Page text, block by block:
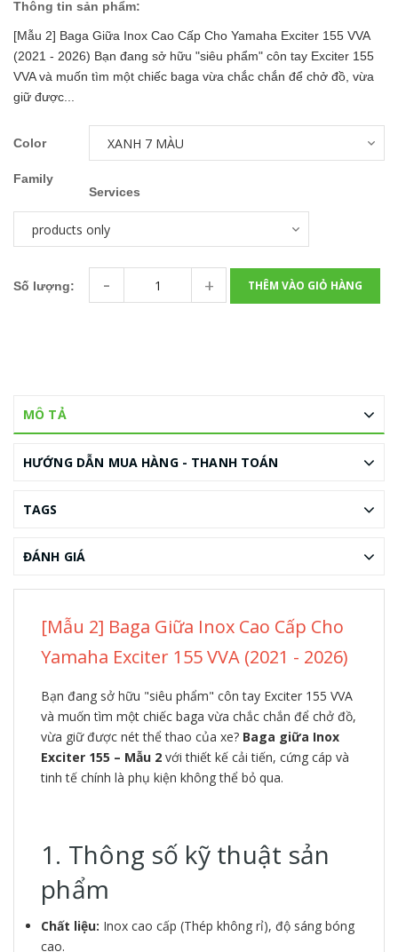
Thông tin sản phẩm:
[Mẫu 2] Baga Giữa Inox Cao Cấp Cho Yamaha Exciter 155 VVA
(2021 - 2026) Bạn đang sở hữu "siêu phẩm" côn tay Exciter 155
VVA và muốn tìm một chiếc baga vừa chắc chắn để chở đồ, vừa
giữ được...
Color
Family
Services
Số lượng: - + THÊM VÀO GIỎ HÀNG
MÔ TẢ
HƯỚNG DẪN MUA HÀNG - THANH TOÁN
TAGS
ĐÁNH GIÁ
[Mẫu 2] Baga Giữa Inox Cao Cấp Cho
Yamaha Exciter 155 VVA (2021 - 2026)
Bạn đang sở hữu "siêu phẩm" côn tay Exciter 155 VVA
và muốn tìm một chiếc baga vừa chắc chắn để chở đồ,
vừa giữ được nét thể thao của xe? Baga giữa Inox
Exciter 155 – Mẫu 2 với thiết kế cải tiến, cứng cáp và
tinh tế chính là phụ kiện không thể bỏ qua.
1. Thông số kỹ thuật sản
phẩm
Chất liệu: Inox cao cấp (Thép không rỉ), độ sáng bóng
cao.